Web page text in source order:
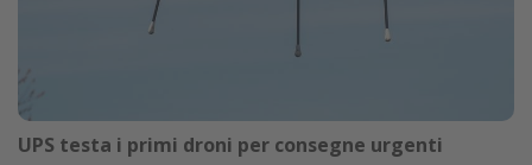
UPS testa i primi droni per consegne urgenti